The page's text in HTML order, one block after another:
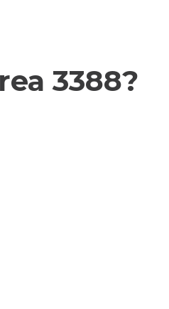
3388?